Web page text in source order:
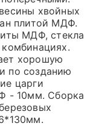
хвойных
плитой МДФ.
МДФ, стекла
хорошую
по созданию
царги
- 10мм. Сборка